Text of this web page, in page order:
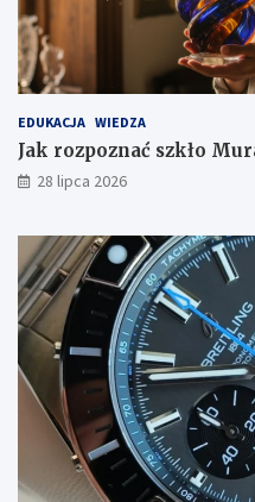
EDUKACJA WIEDZA
Jak rozpoznać szkło
28 lipca 2026